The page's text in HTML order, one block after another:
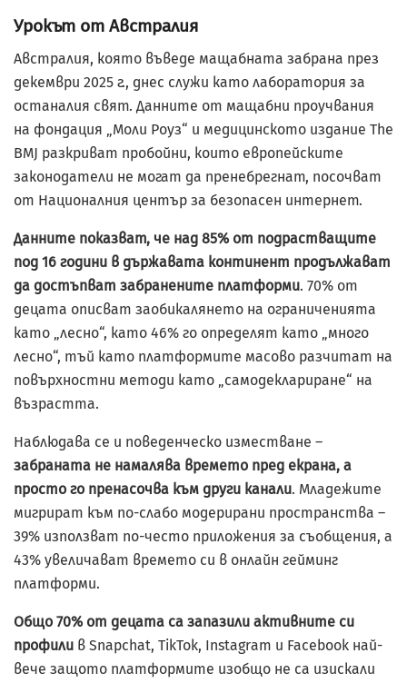
Урокът от Австралия
Австралия, която въведе мащабната забрана през
декември 2025 г., днес служи като лаборатория за
останалия свят. Данните от мащабни проучвания
на фондация „Моли Роуз“ и медицинското издание The
BMJ разкриват пробойни, които европейските
законодатели не могат да пренебрегнат, посочват
от Националния център за безопасен интернет.
Данните показват, че над 85% от подрастващите
под 16 години в държавата континент продължават
да достъпват забранените платформи. 70% от
децата описват заобикалянето на ограниченията
като „лесно“, като 46% го определят като „много
лесно“, тъй като платформите масово разчитат на
повърхностни методи като „самодеклариране“ на
възрастта.
Наблюдава се и поведенческо изместване –
забраната не намалява времето пред екрана, а
просто го пренасочва към други канали. Младежите
мигрират към по-слабо модерирани пространства –
39% използват по-често приложения за съобщения, а
43% увеличават времето си в онлайн гейминг
платформи.
Общо 70% от децата са запазили активните си
профили в Snapchat, TikTok, Instagram и Facebook най-
вече защото платформите изобщо не са изискали